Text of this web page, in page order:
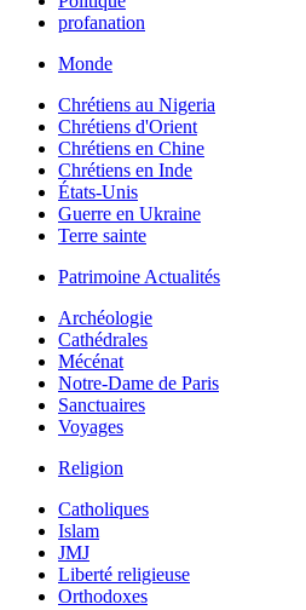
profanation
Monde
Chrétiens au Nigeria
Chrétiens d'Orient
Chrétiens en Chine
Chrétiens en Inde
États-Unis
Guerre en Ukraine
Terre sainte
Patrimoine Actualités
Archéologie
Cathédrales
Mécénat
Notre-Dame de Paris
Sanctuaires
Voyages
Religion
Catholiques
Islam
JMJ
Liberté religieuse
Orthodoxes